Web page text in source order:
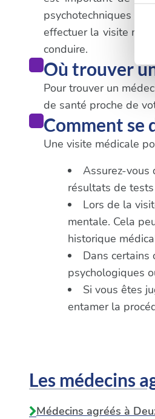
psychotechniques
effectuer la visite
conduire.
Où trouver
Pour trouver un
de santé proche de
Comment se
Une visite médicale
Assurez-vous
résultats de
Lors de la
mentale. Cela
historique
Dans
psychologiques
Si vous êtes
entamer la
Les médecins
Médecins agréés à